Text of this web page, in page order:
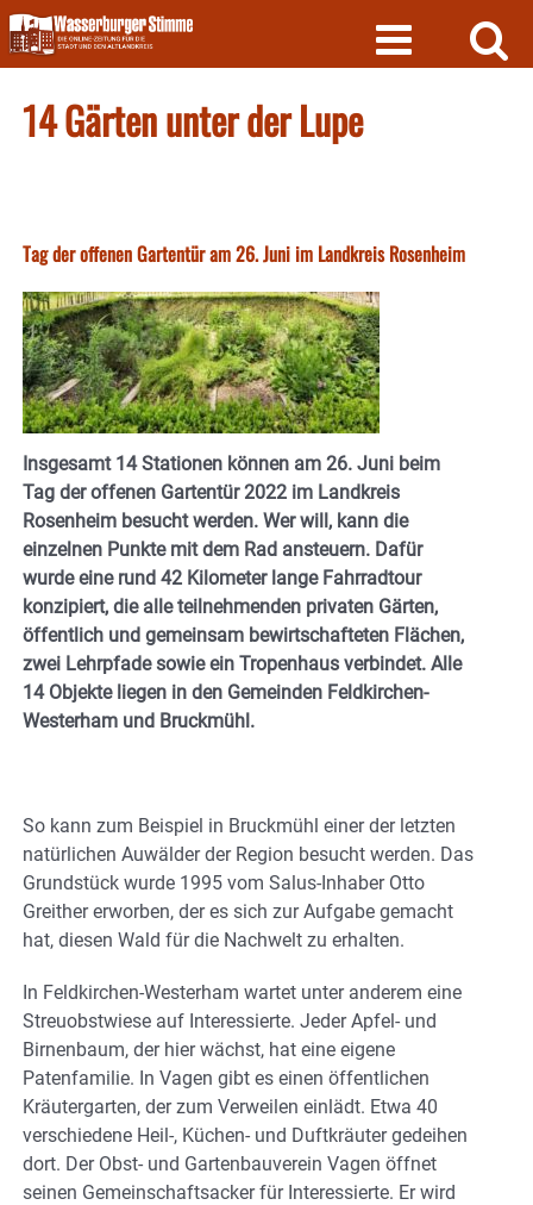
Skip
to
content
14 Gärten unter der Lupe
Tag der offenen Gartentür am 26. Juni im Landkreis Rosenheim
Insgesamt 14 Stationen können am 26. Juni beim
Tag der offenen Gartentür 2022 im Landkreis
Rosenheim besucht werden. Wer will, kann die
einzelnen Punkte mit dem Rad ansteuern. Dafür
wurde eine rund 42 Kilometer lange Fahrradtour
konzipiert, die alle teilnehmenden privaten Gärten,
öffentlich und gemeinsam bewirtschafteten Flächen,
zwei Lehrpfade sowie ein Tropenhaus verbindet. Alle
14 Objekte liegen in den Gemeinden Feldkirchen-
Westerham und Bruckmühl.
So kann zum Beispiel in Bruckmühl einer der letzten
natürlichen Auwälder der Region besucht werden. Das
Grundstück wurde 1995 vom Salus-Inhaber Otto
Greither erworben, der es sich zur Aufgabe gemacht
hat, diesen Wald für die Nachwelt zu erhalten.
In Feldkirchen-Westerham wartet unter anderem eine
Streuobstwiese auf Interessierte. Jeder Apfel- und
Birnenbaum, der hier wächst, hat eine eigene
Patenfamilie. In Vagen gibt es einen öffentlichen
Kräutergarten, der zum Verweilen einlädt. Etwa 40
verschiedene Heil-, Küchen- und Duftkräuter gedeihen
dort. Der Obst- und Gartenbauverein Vagen öffnet
seinen Gemeinschaftsacker für Interessierte. Er wird